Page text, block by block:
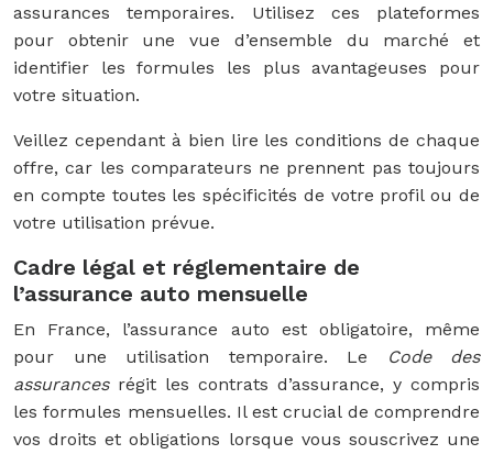
assurances temporaires. Utilisez ces plateformes
pour obtenir une vue d’ensemble du marché et
identifier les formules les plus avantageuses pour
votre situation.
Veillez cependant à bien lire les conditions de chaque
offre, car les comparateurs ne prennent pas toujours
en compte toutes les spécificités de votre profil ou de
votre utilisation prévue.
Cadre légal et réglementaire de
l’assurance auto mensuelle
En France, l’assurance auto est obligatoire, même
pour une utilisation temporaire. Le
Code des
assurances régit les contrats d’assurance, y compris
les formules mensuelles. Il est crucial de comprendre
vos droits et obligations lorsque vous souscrivez une